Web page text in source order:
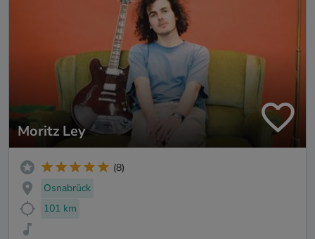
Moritz Ley
(8)
Osnabrück
101 km